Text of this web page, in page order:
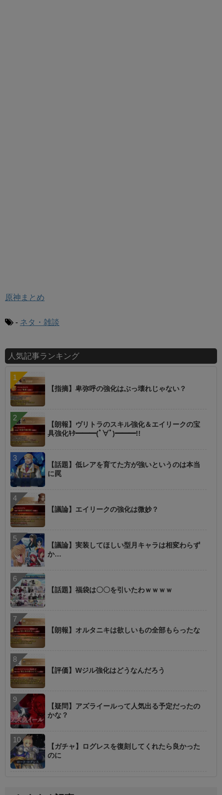
原神まとめ
- ネタ・雑談
人気記事ランキング
【指摘】卑弥呼の強化はぶっ壊れじゃない？
【朗報】ヴリトラのスキル強化＆エイリークの宝
具強化ｷﾀ━━━(ﾟ∀ﾟ)━━━!!
【話題】低レアを育てた方が強いというのは本当
に罠
【議論】エイリークの強化は微妙？
【議論】実装してほしい型月キャラは相変わらず
か…
【話題】福袋は〇〇を引いたわｗｗｗｗ
【朗報】オルタニキは欲しいもの全部もらったな
【評価】Wジル強化はどうなんだろう
【疑問】アズライールって人気出る予定だったの
かな？
【ガチャ】ログレスを復刻してくれたら良かった
のに